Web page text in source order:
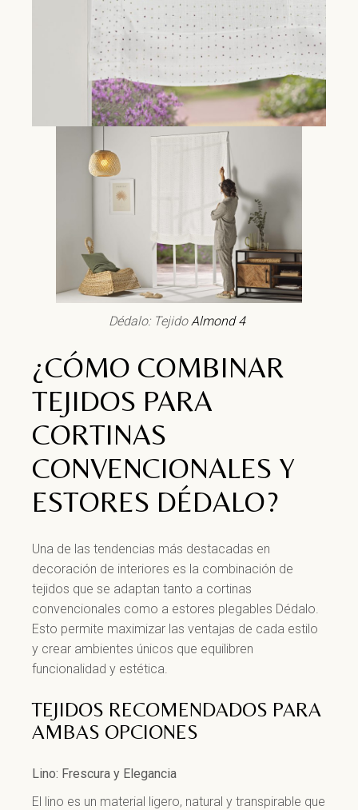
Dédalo: TejidoAlmond 4
¿CÓMO COMBINAR
TEJIDOS PARA
CORTINAS
CONVENCIONALES Y
ESTORES DÉDALO?
Una de las tendencias más destacadas en
decoración de interiores es la combinación de
tejidos que se adaptan tanto a cortinas
convencionales como a estores plegables Dédalo.
Esto permite maximizar las ventajas de cada estilo
y crear ambientes únicos que equilibren
funcionalidad y estética.
TEJIDOS RECOMENDADOS PARA
AMBAS OPCIONES
Lino: Frescura y Elegancia
El lino es un material ligero, natural y transpirable que